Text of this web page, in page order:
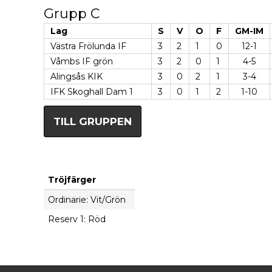
Grupp C
Lag S V O F GM-IM
Västra Frölunda IF
3 2 1 0 12-1
Våmbs IF grön
3 2 0 1 4-5
Alingsås KIK
3 0 2 1 3-4
IFK Skoghall Dam 1
3 0 1 2 1-10
TILL GRUPPEN
Tröjfärger
Ordinarie: Vit/Grön
Reserv 1: Röd